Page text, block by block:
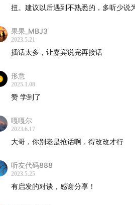
- 对 AGI 到来的探讨
容纲要
忻在对谈中提到，很多科学问题，就
科学就是要把材料的结构映射到材
性能，那这个问题就解决了。
率超过了 90%，超过了科学家用
具有划时代意义的一次转变，为科研
的结果表明，AI 已经能够感知到那
，并以此指导其行动。人类不再是我
能物种了。
扭。建议以后遇到不熟悉的，多听少说
果果_MBJ3
2023.5.21
插话太多，让嘉宾说完再接话
形意
2025.1.08
赞 学到了
嘎嘎尔
2023.6.17
大哥，你别老是抢话啊，得改改才行
听友代码888
2023.5.25
有启发的对谈，感谢分享！